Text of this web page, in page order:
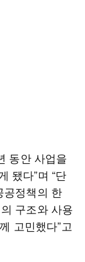
동안 사업을
됐다”며 “단
공정책의 한
구조와 사용
고민했다”고